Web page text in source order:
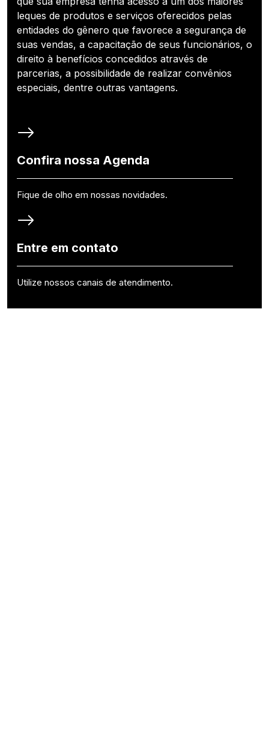
leques de produtos e serviços oferecidos pelas
entidades do gênero que favorece a segurança de
suas vendas, a capacitação de seus funcionários, o
direito à benefícios concedidos através de
parcerias, a possibilidade de realizar convênios
especiais, dentre outras vantagens.
Confira nossa Agenda
Fique de olho em nossas novidades.
Entre em contato
Utilize nossos canais de atendimento.